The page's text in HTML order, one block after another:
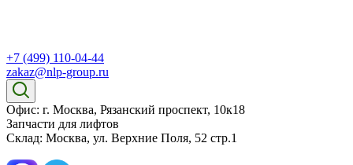
+7 (499) 110-04-44
zakaz@nlp-group.ru
Офис: г. Москва, Рязанский проспект, 10к18
Запчасти для лифтов
Склад: Москва, ул. Верхние Поля, 52 стр.1